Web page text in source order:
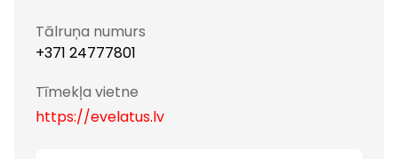
Tālruņa numurs
+371 24777801
Tīmekļa vietne
https://evelatus.lv